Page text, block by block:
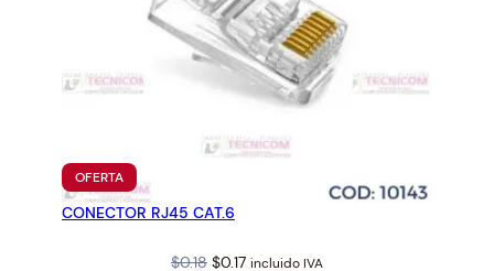
OFERTAPRODUCTO
EN
OFERTA
CONECTOR RJ45 CAT.6
$0.18 Original
$0.17Current
incluido IVA